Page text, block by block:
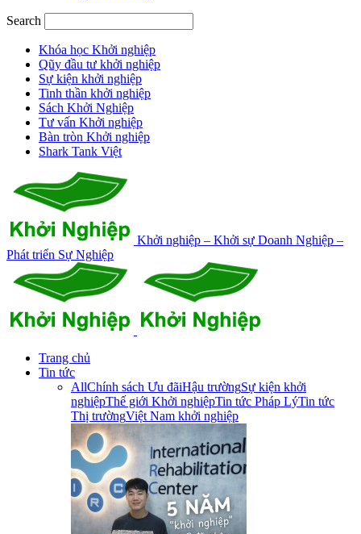
Search
Khóa học Khởi nghiệp
Qũy đầu tư khởi nghiệp
Sự kiện khởi nghiệp
Tinh thần khởi nghiệp
Sách Khởi Nghiệp
Tư vấn Khởi nghiệp
Bàn tròn Khởi nghiệp
Shark Tank Việt
Khởi nghiệp – Khởi sự Doanh Nghiệp –
Phát triển Sự Nghiệp
Trang chủ
Tin tức
AllChính sách Ưu đãiHậu trườngSự kiện khởi
nghiệpThế giới Khởi nghiệpTin tức Pháp LýTin tức
Thị trườngViệt Nam khởi nghiệp